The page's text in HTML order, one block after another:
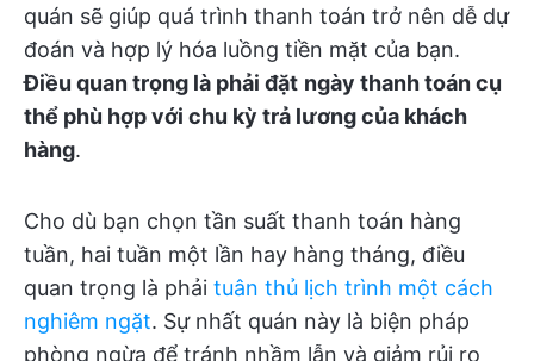
quán sẽ giúp quá trình thanh toán trở nên dễ dự
đoán và hợp lý hóa luồng tiền mặt của bạn.
Điều quan trọng là phải đặt ngày thanh toán cụ
thể phù hợp với chu kỳ trả lương của khách
hàng.
Cho dù bạn chọn tần suất thanh toán hàng
tuần, hai tuần một lần hay hàng tháng, điều
quan trọng là phải tuân thủ lịch trình một cách
nghiêm ngặt. Sự nhất quán này là biện pháp
phòng ngừa để tránh nhầm lẫn và giảm rủi ro